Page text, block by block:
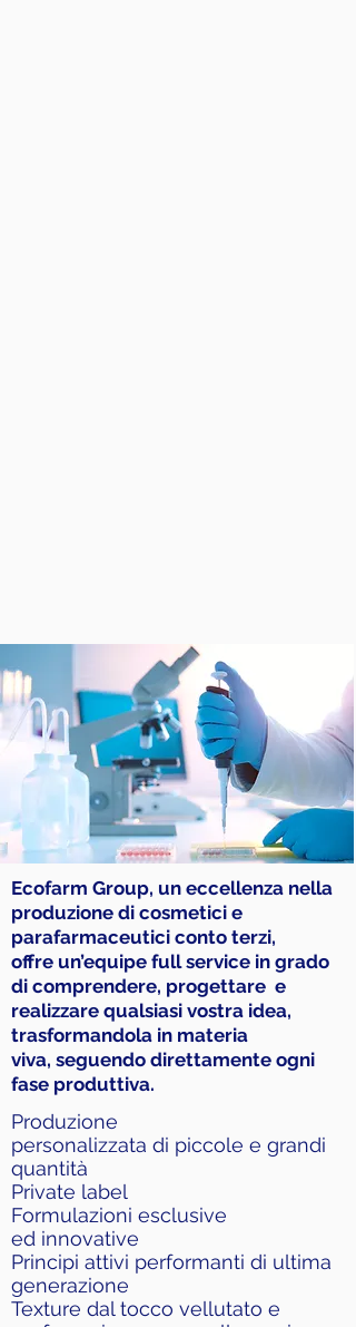
Ecofarm Group, un eccellenza nella
produzione di cosmetici e
parafarmaceutici conto terzi,
offre un’equipe full service in grado
di comprendere, progettare e
realizzare qualsiasi vostra idea,
trasformandola in materia
viva, seguendo direttamente ogni
fase produttiva.
Produzione
personalizzata di piccole e grandi
quantità
Private label
Formulazioni esclusive
ed innovative
Principi attivi performanti di ultima
generazione
Texture dal tocco vellutato e